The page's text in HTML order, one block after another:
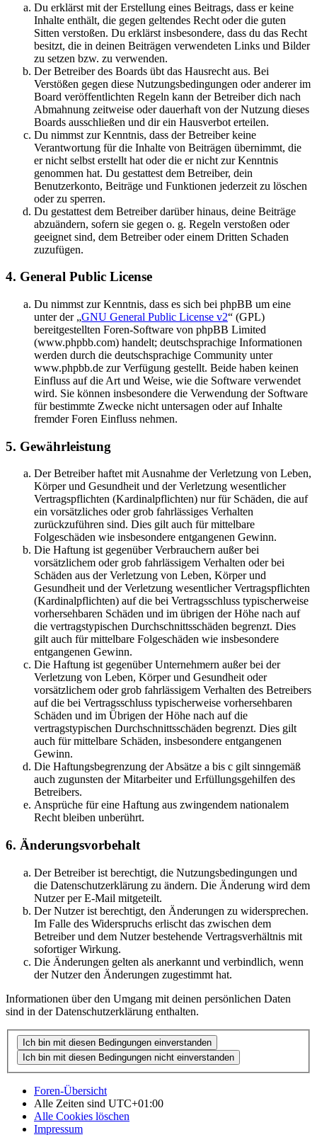
Du erklärst mit der Erstellung eines Beitrags, dass er keine
Inhalte enthält, die gegen geltendes Recht oder die guten
Sitten verstoßen. Du erklärst insbesondere, dass du das Recht
besitzt, die in deinen Beiträgen verwendeten Links und Bilder
zu setzen bzw. zu verwenden.
Der Betreiber des Boards übt das Hausrecht aus. Bei
Verstößen gegen diese Nutzungsbedingungen oder anderer im
Board veröffentlichten Regeln kann der Betreiber dich nach
Abmahnung zeitweise oder dauerhaft von der Nutzung dieses
Boards ausschließen und dir ein Hausverbot erteilen.
Du nimmst zur Kenntnis, dass der Betreiber keine
Verantwortung für die Inhalte von Beiträgen übernimmt, die
er nicht selbst erstellt hat oder die er nicht zur Kenntnis
genommen hat. Du gestattest dem Betreiber, dein
Benutzerkonto, Beiträge und Funktionen jederzeit zu löschen
oder zu sperren.
Du gestattest dem Betreiber darüber hinaus, deine Beiträge
abzuändern, sofern sie gegen o. g. Regeln verstoßen oder
geeignet sind, dem Betreiber oder einem Dritten Schaden
zuzufügen.
4. General Public License
Du nimmst zur Kenntnis, dass es sich bei phpBB um eine
unter der „GNU General Public License v2“ (GPL)
bereitgestellten Foren-Software von phpBB Limited
(www.phpbb.com) handelt; deutschsprachige Informationen
werden durch die deutschsprachige Community unter
www.phpbb.de zur Verfügung gestellt. Beide haben keinen
Einfluss auf die Art und Weise, wie die Software verwendet
wird. Sie können insbesondere die Verwendung der Software
für bestimmte Zwecke nicht untersagen oder auf Inhalte
fremder Foren Einfluss nehmen.
5. Gewährleistung
Der Betreiber haftet mit Ausnahme der Verletzung von Leben,
Körper und Gesundheit und der Verletzung wesentlicher
Vertragspflichten (Kardinalpflichten) nur für Schäden, die auf
ein vorsätzliches oder grob fahrlässiges Verhalten
zurückzuführen sind. Dies gilt auch für mittelbare
Folgeschäden wie insbesondere entgangenen Gewinn.
Die Haftung ist gegenüber Verbrauchern außer bei
vorsätzlichem oder grob fahrlässigem Verhalten oder bei
Schäden aus der Verletzung von Leben, Körper und
Gesundheit und der Verletzung wesentlicher Vertragspflichten
(Kardinalpflichten) auf die bei Vertragsschluss typischerweise
vorhersehbaren Schäden und im übrigen der Höhe nach auf
die vertragstypischen Durchschnittsschäden begrenzt. Dies
gilt auch für mittelbare Folgeschäden wie insbesondere
entgangenen Gewinn.
Die Haftung ist gegenüber Unternehmern außer bei der
Verletzung von Leben, Körper und Gesundheit oder
vorsätzlichem oder grob fahrlässigem Verhalten des Betreibers
auf die bei Vertragsschluss typischerweise vorhersehbaren
Schäden und im Übrigen der Höhe nach auf die
vertragstypischen Durchschnittsschäden begrenzt. Dies gilt
auch für mittelbare Schäden, insbesondere entgangenen
Gewinn.
Die Haftungsbegrenzung der Absätze a bis c gilt sinngemäß
auch zugunsten der Mitarbeiter und Erfüllungsgehilfen des
Betreibers.
Ansprüche für eine Haftung aus zwingendem nationalem
Recht bleiben unberührt.
6. Änderungsvorbehalt
Der Betreiber ist berechtigt, die Nutzungsbedingungen und
die Datenschutzerklärung zu ändern. Die Änderung wird dem
Nutzer per E-Mail mitgeteilt.
Der Nutzer ist berechtigt, den Änderungen zu widersprechen.
Im Falle des Widerspruchs erlischt das zwischen dem
Betreiber und dem Nutzer bestehende Vertragsverhältnis mit
sofortiger Wirkung.
Die Änderungen gelten als anerkannt und verbindlich, wenn
der Nutzer den Änderungen zugestimmt hat.
Informationen über den Umgang mit deinen persönlichen Daten
sind in der Datenschutzerklärung enthalten.
Foren-Übersicht
Alle Zeiten sind UTC+01:00
Alle Cookies löschen
Impressum